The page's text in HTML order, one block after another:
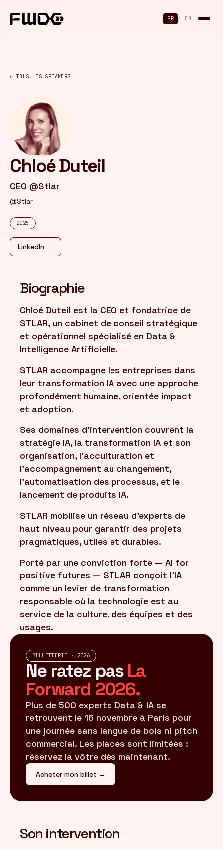
FR / EN
FR / EN
← TOUS LES SPEAKERS
Chloé Duteil
CEO @Stlar
@Stlar
2025
LinkedIn →
Biographie
Chloé Duteil est la CEO et fondatrice de
STLAR, un cabinet de conseil stratégique
et opérationnel spécialisé en Data &
Intelligence Artificielle.
STLAR accompagne les entreprises dans
leur transformation IA avec une approche
profondément humaine, orientée impact
et adoption.
Ses domaines d'intervention couvrent la
stratégie IA, la transformation IA et son
organisation, l'acculturation et
l'accompagnement au changement,
l'automatisation des processus, et le
lancement de produits IA.
STLAR mobilise un réseau d'experts de
haut niveau pour garantir des projets
pragmatiques, utiles et durables.
Porté par une conviction forte — AI for
positive futures — STLAR conçoit l'IA
comme un levier de transformation
responsable où la technologie est au
service de la culture, des équipes et des
usages.
BILLETTERIE · 2026
Ne ratez pas La
Forward 2026.
Plus de 500 experts Data & IA se
retrouvent le 16 novembre à Paris pour
une journée sans langue de bois ni pitch
commercial. Les places sont limitées :
réservez la vôtre dès maintenant.
Acheter mon billet →
Son intervention